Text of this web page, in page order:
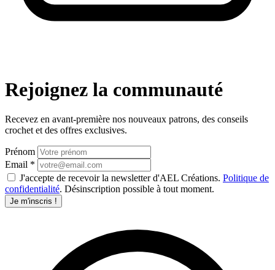
Rejoignez la communauté
Recevez en avant-première nos nouveaux patrons, des conseils
crochet et des offres exclusives.
Prénom
Email *
J'accepte de recevoir la newsletter d'AEL Créations. Politique de
confidentialité. Désinscription possible à tout moment.
Je m'inscris !